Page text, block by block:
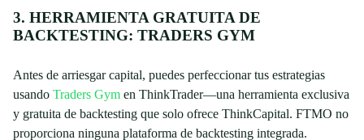
3. HERRAMIENTA GRATUITA DE
BACKTESTING: TRADERS GYM
Antes de arriesgar capital, puedes perfeccionar tus estrategias
usando Traders Gym en ThinkTrader—una herramienta exclusiva
y gratuita de backtesting que solo ofrece ThinkCapital. FTMO no
proporciona ninguna plataforma de backtesting integrada.